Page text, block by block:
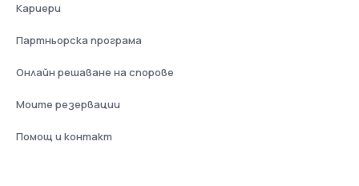
Кариери
Партньорска програма
Онлайн решаване на спорове
Моите резервации
Помощ и контакт